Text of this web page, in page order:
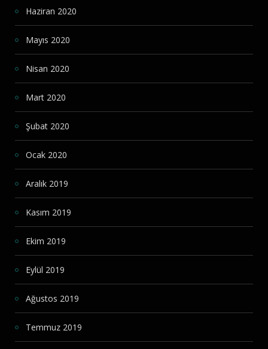
Haziran 2020
Mayıs 2020
Nisan 2020
Mart 2020
Şubat 2020
Ocak 2020
Aralık 2019
Kasım 2019
Ekim 2019
Eylül 2019
Ağustos 2019
Temmuz 2019